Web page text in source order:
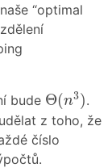
“optimal
bude Θ(n3)
Θ( 3) .
z toho, že
číslo